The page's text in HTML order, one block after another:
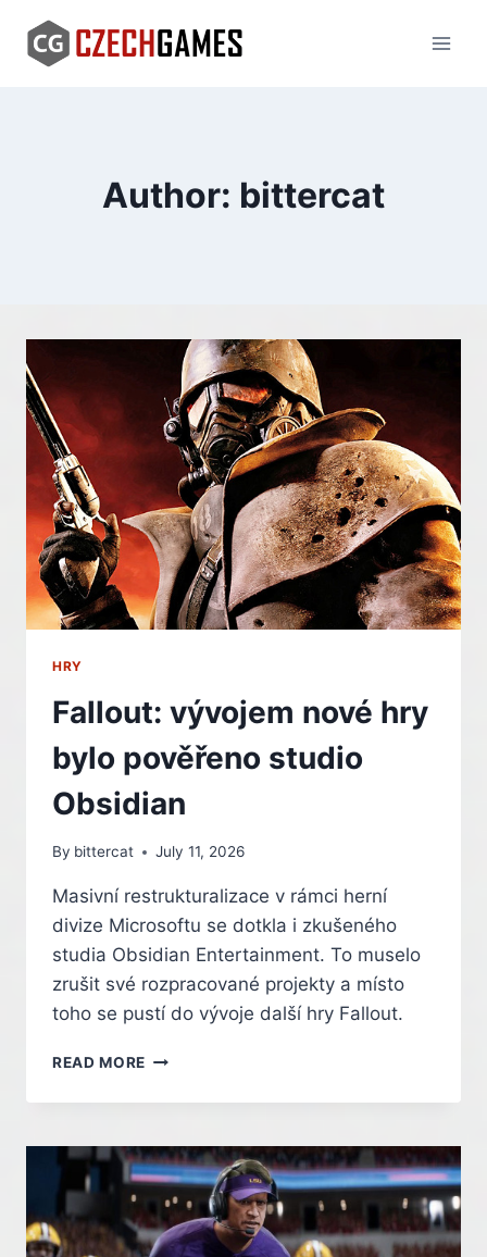
content
Author: bittercat
HRY
Fallout: vývojem nové hry
bylo pověřeno studio
Obsidian
By bittercat July 11, 2026
Masivní restrukturalizace v rámci herní
divize Microsoftu se dotkla i zkušeného
studia Obsidian Entertainment. To muselo
zrušit své rozpracované projekty a místo
toho se pustí do vývoje další hry Fallout.
READ MORE FALLOUT:
NOVÉ
BYLO
POVĚŘENO
STUDIO
OBSIDIAN